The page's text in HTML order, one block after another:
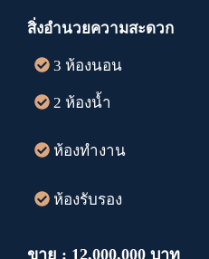
สิ่งอำนวยความสะดวก
3 ห้องนอน
2 ห้องน้ำ
ห้องทำงาน
ห้องรับรอง
ขาย : 12,000,000 บาท